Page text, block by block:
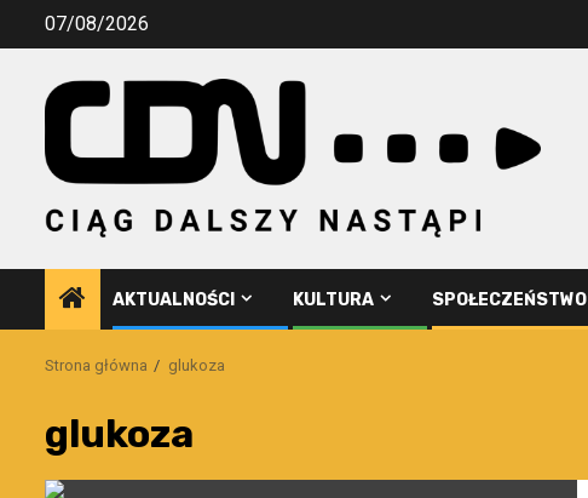
Przejdź07/08/2026
AKTUALNOŚCI KULTURA SPOŁECZEŃSTWO
Strona główna glukoza
glukoza